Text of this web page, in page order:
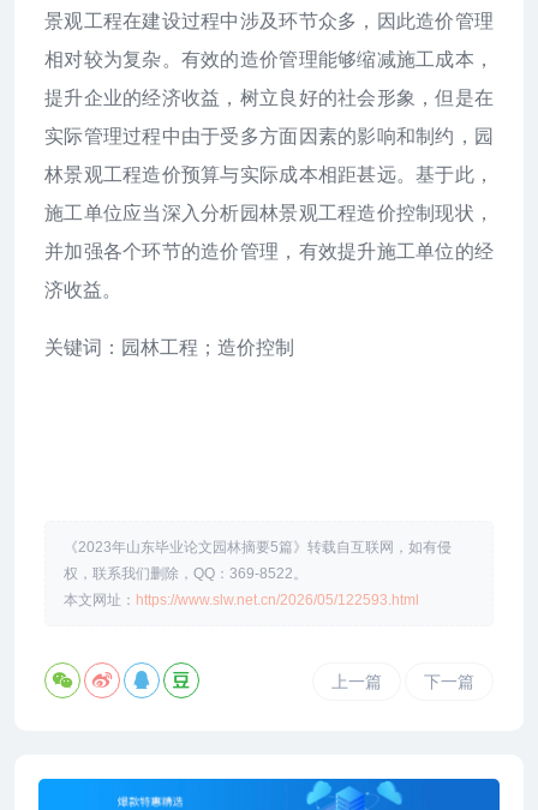
景观工程在建设过程中涉及环节众多，因此造价管理
相对较为复杂。有效的造价管理能够缩减施工成本，
提升企业的经济收益，树立良好的社会形象，但是在
实际管理过程中由于受多方面因素的影响和制约，园
林景观工程造价预算与实际成本相距甚远。基于此，
施工单位应当深入分析园林景观工程造价控制现状，
并加强各个环节的造价管理，有效提升施工单位的经
济收益。
关键词：园林工程；造价控制
《2023年山东毕业论文园林摘要5篇》转载自互联网，如有侵
权，联系我们删除，QQ：369-8522。
本文网址： https://www.slw.net.cn/2026/05/122593.html
上一篇 下一篇